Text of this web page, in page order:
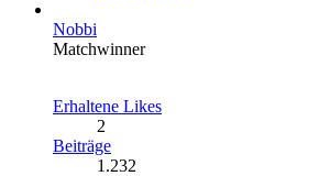
Nobbi
Matchwinner
Erhaltene Likes
2
Beiträge
1.232